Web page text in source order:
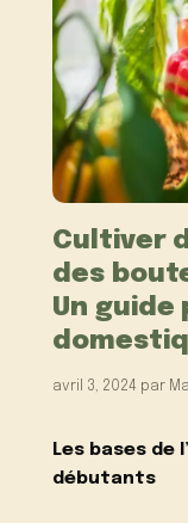
Cultiver
des
Un guide
avril 3, 2024 par
Les bases de
débutants